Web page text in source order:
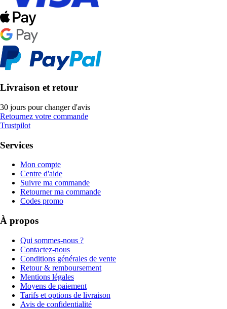
Livraison et retour
30 jours pour changer d'avis
Retournez votre commande
Trustpilot
Services
Mon compte
Centre d'aide
Suivre ma commande
Retourner ma commande
Codes promo
À propos
Qui sommes-nous ?
Contactez-nous
Conditions générales de vente
Retour & remboursement
Mentions légales
Moyens de paiement
Tarifs et options de livraison
Avis de confidentialité